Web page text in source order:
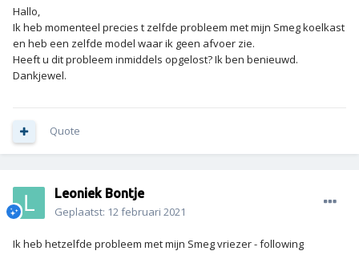
Hallo,
Ik heb momenteel precies t zelfde probleem met mijn Smeg koelkast
en heb een zelfde model waar ik geen afvoer zie.
Heeft u dit probleem inmiddels opgelost? Ik ben benieuwd.
Dankjewel.
Quote
Leoniek Bontje
Geplaatst: 12 februari 2021
Ik heb hetzelfde probleem met mijn Smeg vriezer - following